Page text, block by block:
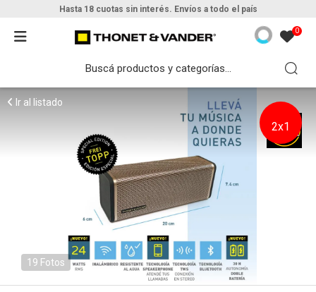
Hasta 18 cuotas sin interés. Envíos a todo el país
0
2x1
Ir al listado
19 Fotos